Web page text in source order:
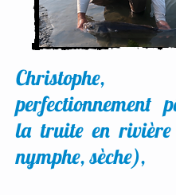
Christophe,
perfectionnement
la truite en rivière
nymphe, sèche),